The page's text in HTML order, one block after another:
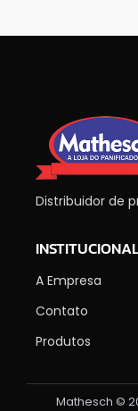
Distribuidor de
A Empresa
Contato
Produtos
Mathesch ©